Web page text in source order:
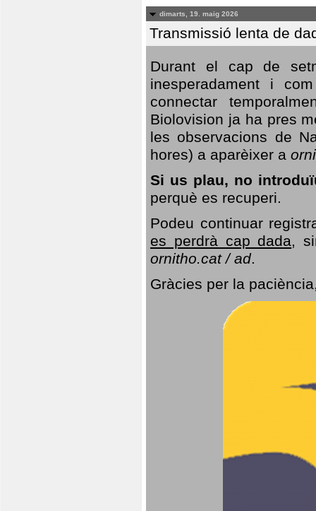
dimarts, 19. maig 2026
Transmissió lenta de
Durant el cap de
inesperadament i
connectar
Biolovision ja ha pres
les observacions de
hores) a aparèixer a
Si us plau, no
perquè es recuperi.
Podeu continuar
es perdrà cap dada,
ornitho.cat / ad.
Gràcies per la